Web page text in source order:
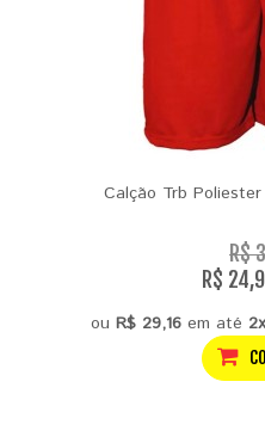
Calção Trb
R$
R$
ou R$ 29,16em até 2x